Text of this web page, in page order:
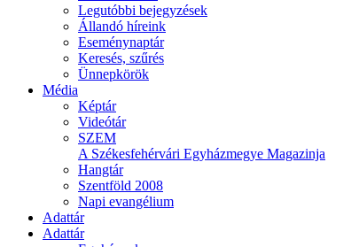
Legutóbbi bejegyzések
Állandó híreink
Eseménynaptár
Keresés, szűrés
Ünnepkörök
Média
Képtár
Videótár
SZEM
A Székesfehérvári Egyházmegye Magazinja
Hangtár
Szentföld 2008
Napi evangélium
Adattár
Adattár